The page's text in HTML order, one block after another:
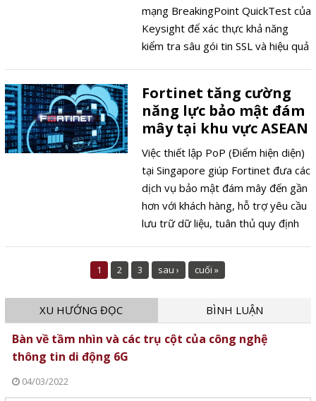
mạng BreakingPoint QuickTest của
Keysight để xác thực khả năng
kiểm tra sâu gói tin SSL và hiệu quả
series.
Fortinet tăng cường
năng lực bảo mật đám
mây tại khu vực ASEAN
Việc thiết lập PoP (Điểm hiện diện)
tại Singapore giúp Fortinet đưa các
dịch vụ bảo mật đám mây đến gần
hơn với khách hàng, hỗ trợ yêu cầu
lưu trữ dữ liệu, tuân thủ quy định
quy mô lớn một cách linh hoạt.
1 2 3 sau › cuối »
XU HƯỚNG ĐỌC BÌNH LUẬN
Bàn về tầm nhìn và các trụ cột của công nghệ
thông tin di động 6G
04/03/2022